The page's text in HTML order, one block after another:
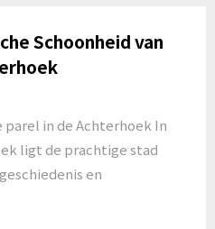
Schoonheid van
in de Achterhoek In
ligt de prachtige stad
en